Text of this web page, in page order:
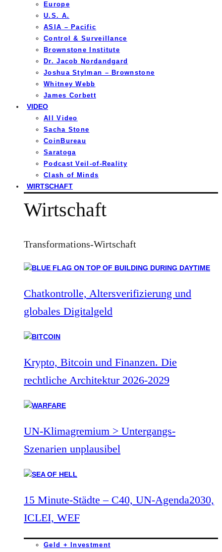
Europe
U.S. A.
ASIA – Pacific
Control & Surveillance
Brownstone Institute
Dr. Jacob Nordandgard
Joshua Stylman – Brownstone
Whitney Webb
James Corbett
VIDEO
All Video
Sacha Stone
CoinBureau
Saratoga
Podcast Veil-of-Reality
Clash of Minds
WIRTSCHAFT
Wirtschaft
Transformations-Wirtschaft
Chatkontrolle, Altersverifizierung und
globales Digitalgeld
Krypto, Bitcoin und Finanzen. Die
rechtliche Architektur 2026-2029
UN-Klimagremium > Untergangs-
Szenarien unplausibel
15 Minute-Städte – C40, UN-Agenda2030,
ICLEI, WEF
Geld + Investment